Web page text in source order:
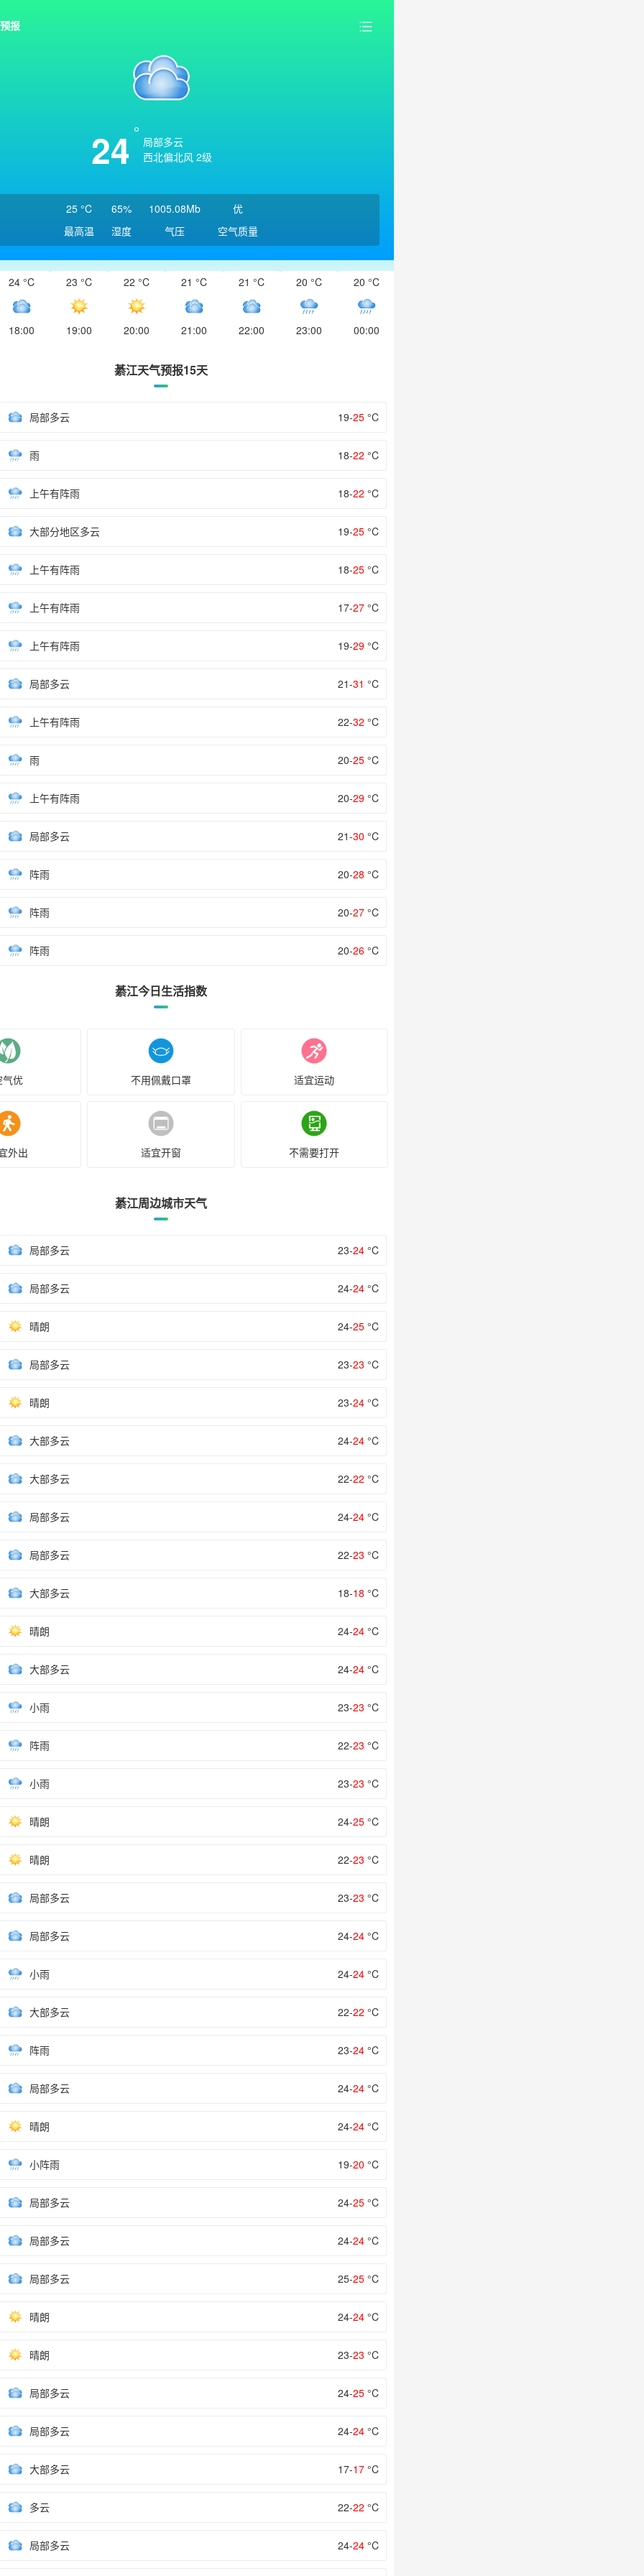
报
24
局部多云
西北偏北风 2级
25 °C
最高温
65%
湿度
1005.08Mb
气压
优
空气质量
24 °C
18:00
23 °C
19:00
22 °C
20:00
21 °C
21:00
21 °C
22:00
20 °C
23:00
20 °C
00:00
綦江天气预报15天
局部多云 19-25 °C
雨 18-22 °C
上午有阵雨 18-22 °C
大部分地区多云 19-25 °C
上午有阵雨 18-25 °C
上午有阵雨 17-27 °C
上午有阵雨 19-29 °C
局部多云 21-31 °C
上午有阵雨 22-32 °C
雨 20-25 °C
上午有阵雨 20-29 °C
局部多云 21-30 °C
阵雨 20-28 °C
阵雨 20-27 °C
阵雨 20-26 °C
綦江今日生活指数
气优 不用佩戴口罩 适宜运动
外出 适宜开窗 不需要打开
綦江周边城市天气
局部多云 23-24 °C
局部多云 24-24 °C
晴朗 24-25 °C
局部多云 23-23 °C
晴朗 23-24 °C
大部多云 24-24 °C
大部多云 22-22 °C
局部多云 24-24 °C
局部多云 22-23 °C
大部多云 18-18 °C
晴朗 24-24 °C
大部多云 24-24 °C
小雨 23-23 °C
阵雨 22-23 °C
小雨 23-23 °C
晴朗 24-25 °C
晴朗 22-23 °C
局部多云 23-23 °C
局部多云 24-24 °C
小雨 24-24 °C
大部多云 22-22 °C
阵雨 23-24 °C
局部多云 24-24 °C
晴朗 24-24 °C
小阵雨 19-20 °C
局部多云 24-25 °C
局部多云 24-24 °C
局部多云 25-25 °C
晴朗 24-24 °C
晴朗 23-23 °C
局部多云 24-25 °C
局部多云 24-24 °C
大部多云 17-17 °C
多云 22-22 °C
局部多云 24-24 °C